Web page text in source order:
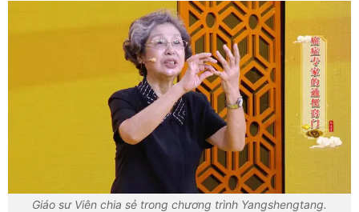
Giáo sư Viên chia sẻ trong chương trình Yangshengtang.